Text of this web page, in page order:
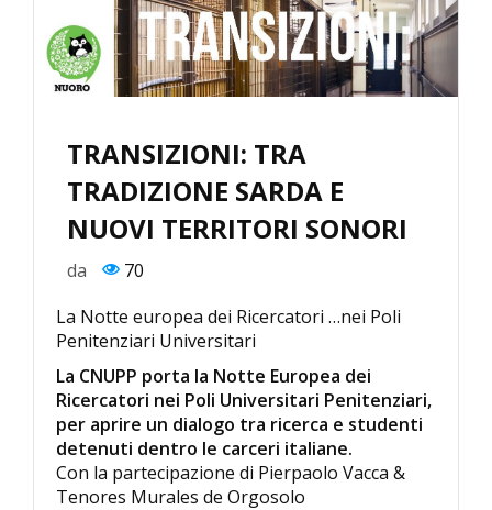
TRANSIZIONI: TRA
TRADIZIONE SARDA E
NUOVI TERRITORI SONORI
da
70
La Notte europea dei Ricercatori …nei Poli
Penitenziari Universitari
La CNUPP porta la Notte Europea dei
Ricercatori nei Poli Universitari Penitenziari,
per aprire un dialogo tra ricerca e studenti
detenuti dentro le carceri italiane.
Con la partecipazione di Pierpaolo Vacca &
Tenores Murales de Orgosolo